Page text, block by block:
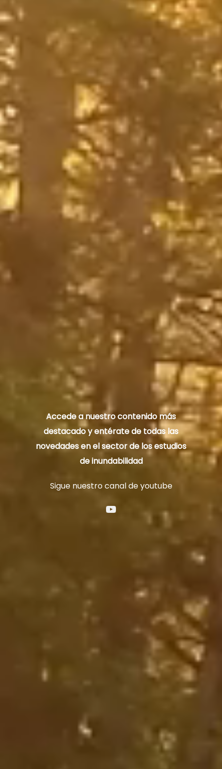
Accede a nuestro contenido más
destacado y entérate de todas las
novedades en el sector de los estudios
de inundabilidad
Sigue nuestro canal de youtube
YouTube